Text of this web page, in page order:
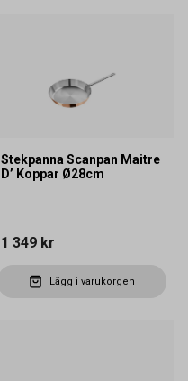
Stekpanna Scanpan Maitre
D’ Koppar Ø28cm
1 349 kr
Lägg i varukorgen